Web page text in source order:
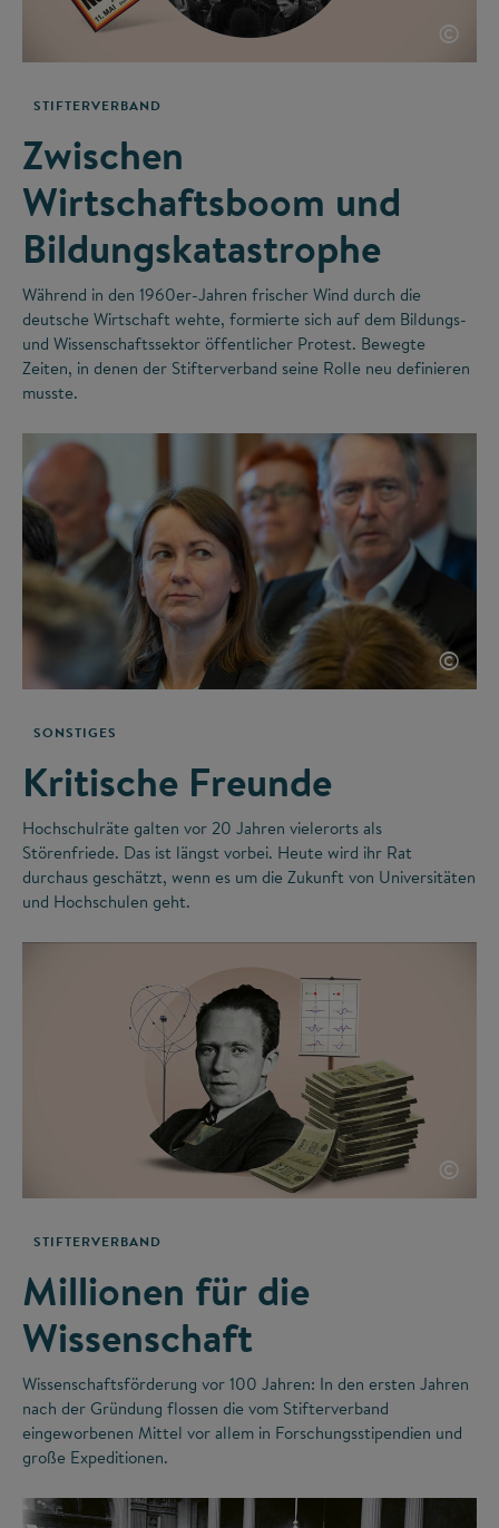
©
STIFTERVERBAND
Zwischen
Wirtschaftsboom und
Bildungskatastrophe
Während in den 1960er-Jahren frischer Wind durch die
deutsche Wirtschaft wehte, formierte sich auf dem Bildungs-
und Wissenschaftssektor öffentlicher Protest. Bewegte
Zeiten, in denen der Stifterverband seine Rolle neu definieren
musste.
©
SONSTIGES
Kritische Freunde
Hochschulräte galten vor 20 Jahren vielerorts als
Störenfriede. Das ist längst vorbei. Heute wird ihr Rat
durchaus geschätzt, wenn es um die Zukunft von Universitäten
und Hochschulen geht.
©
STIFTERVERBAND
Millionen für die
Wissenschaft
Wissenschaftsförderung vor 100 Jahren: In den ersten Jahren
nach der Gründung flossen die vom Stifterverband
eingeworbenen Mittel vor allem in Forschungsstipendien und
große Expeditionen.